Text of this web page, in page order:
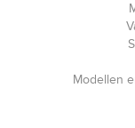
Modellen